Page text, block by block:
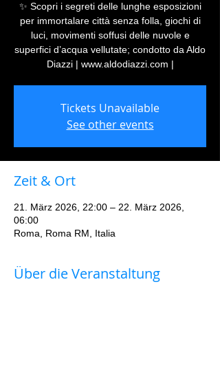
✨ Scopri i segreti delle lunghe esposizioni
per immortalare città senza folla, giochi di
luci, movimenti soffusi delle nuvole e
superfici d’acqua vellutate; condotto da Aldo
Diazzi | www.aldodiazzi.com |
Tickets Unavailable
See other events
Zeit & Ort
21. März 2026, 22:00 – 22. März 2026,
06:00
Roma, Roma RM, Italia
Über die Veranstaltung